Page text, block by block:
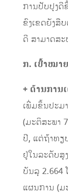
ການປັບປຸງດີ
ຂົງເຂດຍັງສື
ດີ ສາມາດສ
ກ. ເປົ້າໝາ
+ ດ້ານການ
ເພີ່ມຂຶ້ນປະມ
(ມະຕິສະພາ
ປີ, ແຕ່ຖ້າທຽ
ຢູ່ໃນລະດັບສູ
ບັນລຸ 2.664
ແຜນການ (ມ